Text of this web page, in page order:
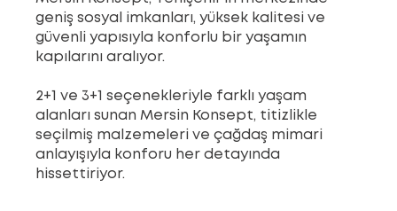
geniş sosyal imkanları, yüksek kalitesi ve
güvenli yapısıyla konforlu bir yaşamın
kapılarını aralıyor.
2+1 ve 3+1 seçenekleriyle farklı yaşam
alanları sunan Mersin Konsept, titizlikle
seçilmiş malzemeleri ve çağdaş mimari
anlayışıyla konforu her detayında
hissettiriyor.